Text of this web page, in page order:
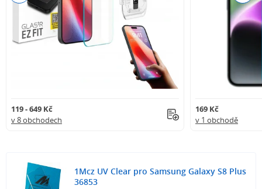
119 - 649 Kč
v 8 obchodech
169 Kč
v 1 obchodě
1Mcz UV Clear pro Samsung Galaxy S8 Plus
36853